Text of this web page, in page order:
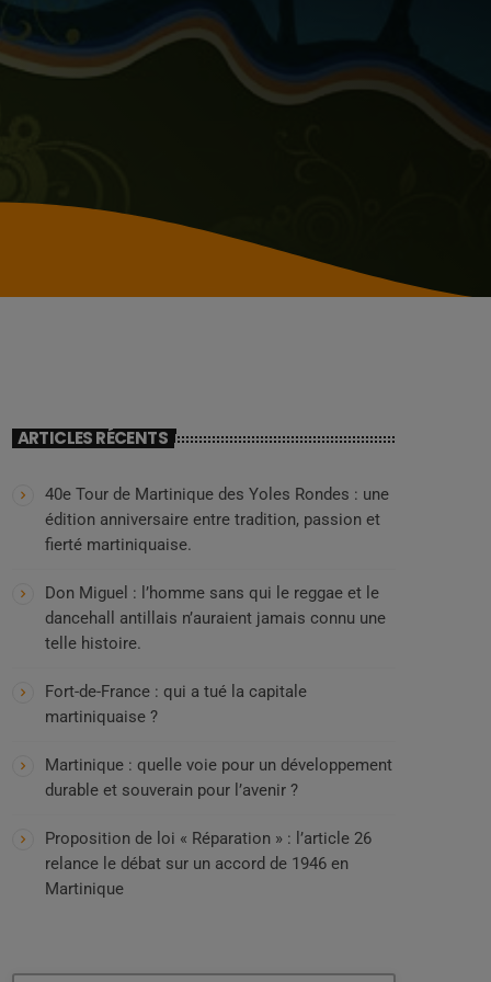
ARTICLES RÉCENTS
40e Tour de Martinique des Yoles Rondes : une
édition anniversaire entre tradition, passion et
fierté martiniquaise.
Don Miguel : l’homme sans qui le reggae et le
dancehall antillais n’auraient jamais connu une
telle histoire.
Fort-de-France : qui a tué la capitale
martiniquaise ?
Martinique : quelle voie pour un développement
durable et souverain pour l’avenir ?
Proposition de loi « Réparation » : l’article 26
relance le débat sur un accord de 1946 en
Martinique